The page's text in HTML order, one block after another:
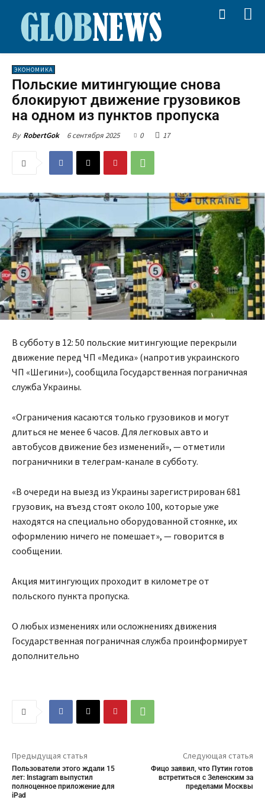
ЭКОНОМИКА
Польские митингующие снова
блокируют движение грузовиков
на одном из пунктов пропуска
By RobertGok 6 сентября 2025 0 17
В субботу в 12: 50 польские митингующие перекрыли
движение перед ЧП «Медика» (напротив украинского
ЧП «Шегини»), сообщила Государственная пограничная
служба Украины.
«Ограничения касаются только грузовиков и могут
длиться не менее 6 часов. Для легковых авто и
автобусов движение без изменений», — отметили
пограничники в телеграм-канале в субботу.
«В очереди на выезд из Украины зарегистрирован 681
грузовик, на въезд стоят около 100, которые уже
находятся на специально оборудованной стоянке, их
оформлению ничего не помешает», — говорится в
сообщении.
Акция митингующих проходит в километре от
польского пункта пропуска.
О любых изменениях или осложнениях движения
Государственная пограничная служба проинформирует
дополнительно
Предыдущая статья
Пользователи этого ждали 15
лет: Instagram выпустил
полноценное приложение для
iPad
Следующая статья
Фицо заявил, что Путин готов
встретиться с Зеленским за
пределами Москвы